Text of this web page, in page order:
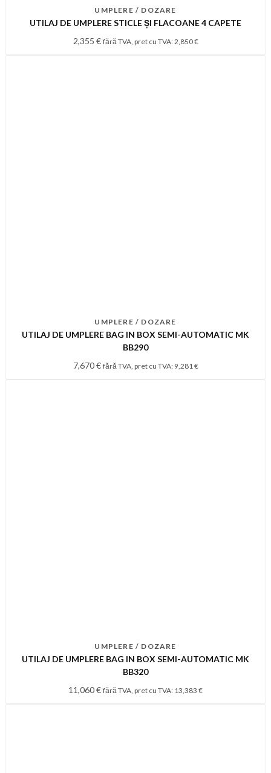
UMPLERE / DOZARE
UTILAJ DE UMPLERE STICLE ȘI FLACOANE 4 CAPETE
2,355 € fără TVA, pret cu TVA: 2,850€
UMPLERE / DOZARE
UTILAJ DE UMPLERE BAG IN BOX SEMI-AUTOMATIC MK
BB290
7,670€ fără TVA, pret cu TVA: 9,281 €
UMPLERE / DOZARE
UTILAJ DE UMPLERE BAG IN BOX SEMI-AUTOMATIC MK
BB320
11,060€ fără TVA, pret cu TVA: 13,383 €